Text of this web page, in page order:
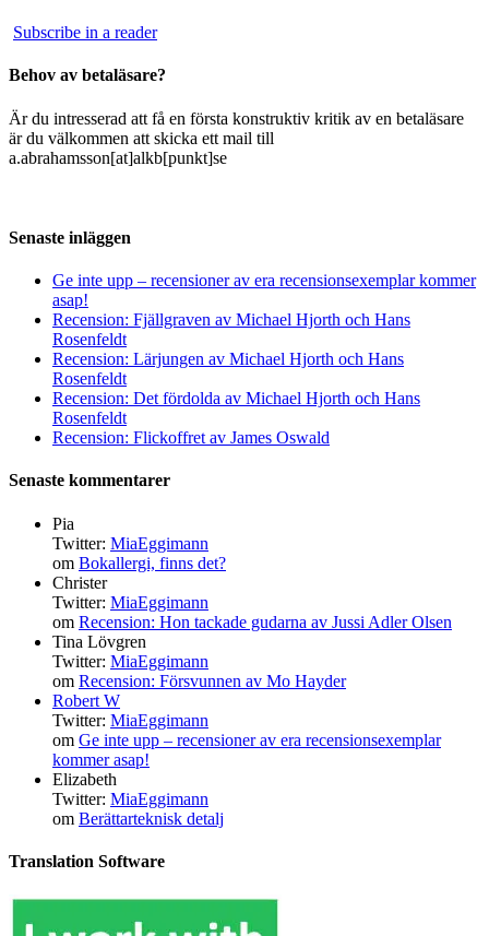
Subscribe in a reader
Behov av betaläsare?
Är du intresserad att få en första konstruktiv kritik av en betaläsare
är du välkommen att skicka ett mail till
a.abrahamsson[at]alkb[punkt]se
Senaste inläggen
Ge inte upp – recensioner av era recensionsexemplar kommer
asap!
Recension: Fjällgraven av Michael Hjorth och Hans
Rosenfeldt
Recension: Lärjungen av Michael Hjorth och Hans
Rosenfeldt
Recension: Det fördolda av Michael Hjorth och Hans
Rosenfeldt
Recension: Flickoffret av James Oswald
Senaste kommentarer
Pia
Twitter: MiaEggimann
om Bokallergi, finns det?
Christer
Twitter: MiaEggimann
om Recension: Hon tackade gudarna av Jussi Adler Olsen
Tina Lövgren
Twitter: MiaEggimann
om Recension: Försvunnen av Mo Hayder
Robert W
Twitter: MiaEggimann
om Ge inte upp – recensioner av era recensionsexemplar
kommer asap!
Elizabeth
Twitter: MiaEggimann
om Berättarteknisk detalj
Translation Software